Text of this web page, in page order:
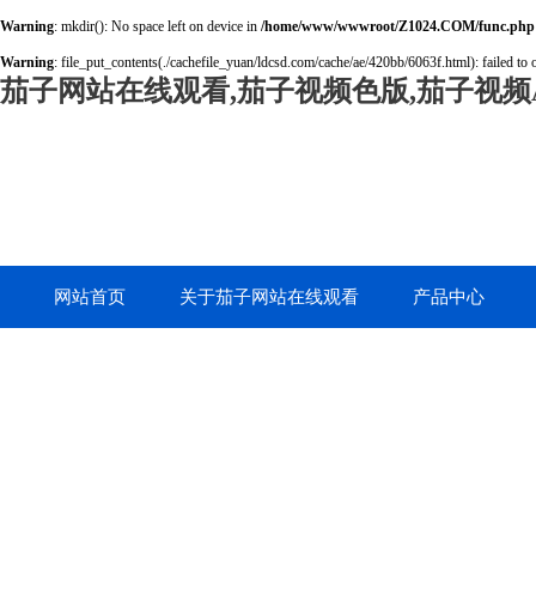
Warning: mkdir(): No space left on device in /home/www/wwwroot/Z1024.COM/func.php
Warning: file_put_contents(./cachefile_yuan/ldcsd.com/cache/ae/420bb/6063f.html): failed
茄子网站在线观看,茄子视频色版,茄子视
网站首页 关于茄子网站在线观看 产品中心